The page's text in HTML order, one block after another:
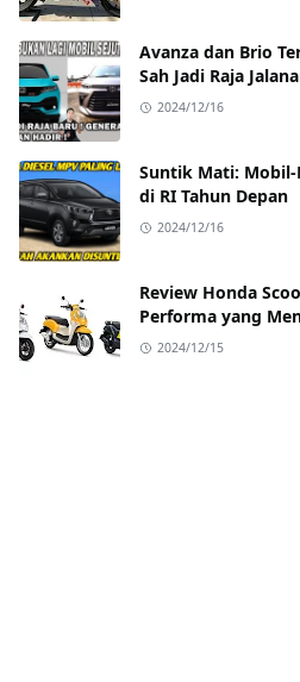
Avanza dan Brio
Sah Jadi Raja
2024/12/16
Suntik Mati:
di RI Tahun Depan
2024/12/16
Review Honda
Performa yang
2024/12/15